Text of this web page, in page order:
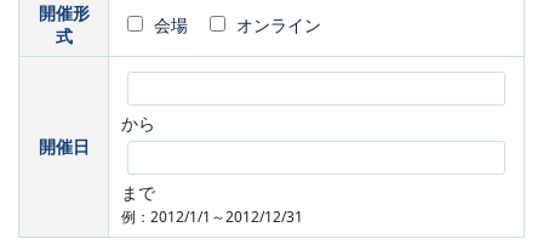
開催形
式
会場 オンライン
開催日
から
まで
例：2012/1/1～2012/12/31